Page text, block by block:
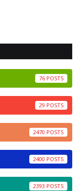
76
29
2470
2400
2393